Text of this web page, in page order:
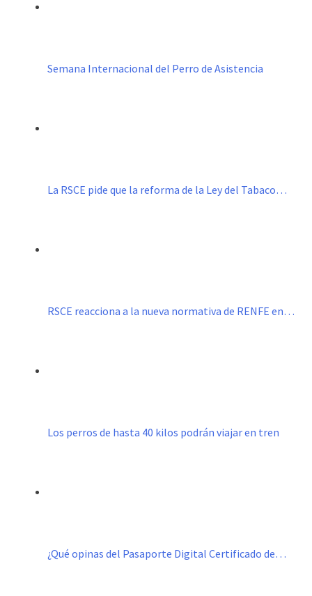
Semana Internacional del Perro de Asistencia
La RSCE pide que la reforma de la Ley del Tabaco…
RSCE reacciona a la nueva normativa de RENFE en…
Los perros de hasta 40 kilos podrán viajar en tren
¿Qué opinas del Pasaporte Digital Certificado de…